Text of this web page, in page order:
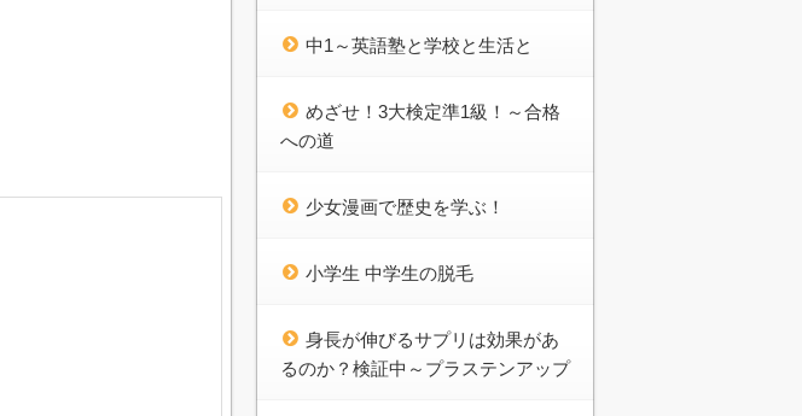
中1～英語塾と学校と生活と
めざせ！3大検定準1級！～合格
への道
少女漫画で歴史を学ぶ！
小学生 中学生の脱毛
身長が伸びるサプリは効果があ
るのか？検証中～プラステンアップ